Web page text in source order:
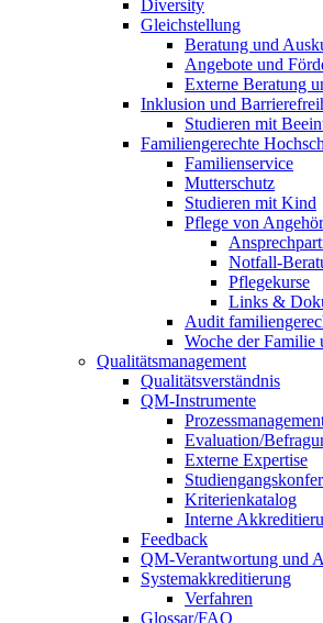
Diversity
Gleichstellung
Beratung und
Angebote und
Externe Beratung
Inklusion und
Studieren mit
Familiengerechte
Familienservice
Mutterschutz
Studieren mit Kind
Pflege von
Notfall-
Pflegekurse
Links &
Audit
Woche der Familie
Qualitätsmanagement
Qualitätsverständnis
QM-Instrumente
Evaluation/
Externe Expertise
Kriterienkatalog
Interne
Feedback
QM-Verantwortung und
Systemakkreditierung
Verfahren
Glossar/FAQ